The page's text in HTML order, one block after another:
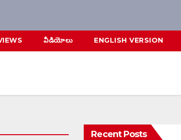
వీడియోలు ENGLISH VERSION
Recent Posts